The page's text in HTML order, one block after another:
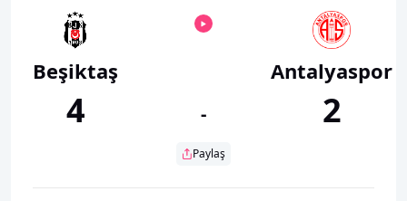
Beşiktaş
4 -
Paylaş
Antalyaspor
2